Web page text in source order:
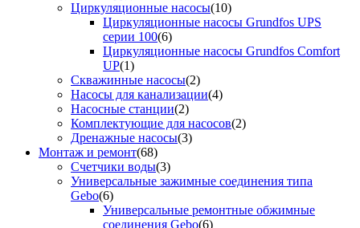
Циркуляционные насосы(10)
Циркуляционные насосы Grundfos UPS
серии 100(6)
Циркуляционные насосы Grundfos Comfort
UP(1)
Скважинные насосы(2)
Насосы для канализации(4)
Насосные станции(2)
Комплектующие для насосов(2)
Дренажные насосы(3)
Монтаж и ремонт(68)
Счетчики воды(3)
Универсальные зажимные соединения типа
Gebo(6)
Универсальные ремонтные обжимные
соединения Gebo(6)